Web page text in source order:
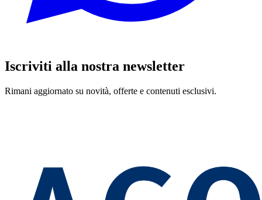
Iscriviti alla nostra newsletter
Rimani aggiornato su novità, offerte e contenuti esclusivi.